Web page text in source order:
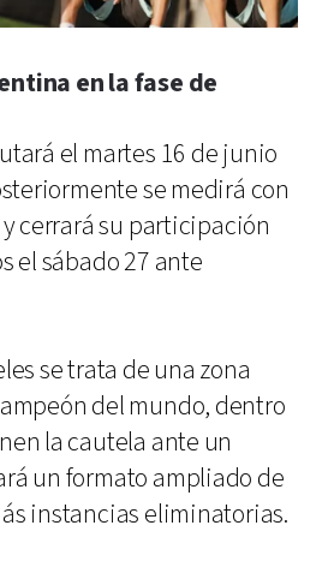
en la fase de
el martes 16 de junio
se medirá con
cerrará su participación
el sábado 27 ante
se trata de una zona
del mundo, dentro
la cautela ante un
un formato ampliado de
instancias eliminatorias.